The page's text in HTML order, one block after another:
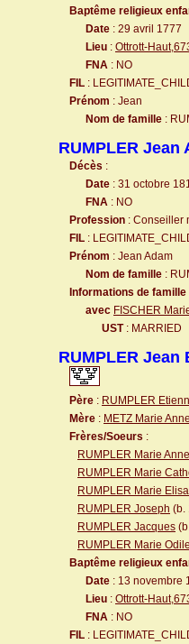
Baptême religieux
Date : 29 avril 1777
Lieu : Ottrott-
FNA : NO
FIL :
Prénom : Jean
Nom de famille :
RUMPLER Jean
Décès :
Date : 31 octobre
FNA : NO
Profession : Conseiller
FIL :
Prénom : Jean Adam
Nom de famille :
Informations de famille
avec FISCHER
UST: MARRIED
RUMPLER Jean
Père : RUMPLER
Mère : METZ Marie Anne
Frères/Soeurs :
RUMPLER Marie Anne
RUMPLER Marie
RUMPLER Marie
RUMPLER Joseph (b.
RUMPLER Jacques
RUMPLER Marie Odile
Baptême religieux
Date : 13 novembre
Lieu : Ottrott-
FNA : NO
FIL :